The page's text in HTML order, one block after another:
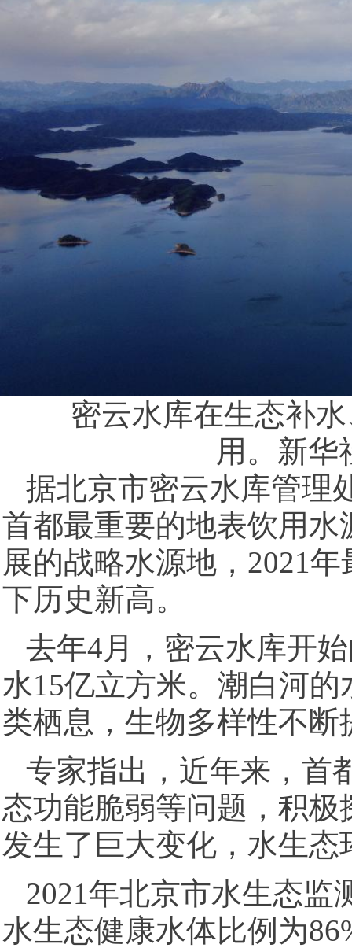
密云水库在生态补水
用。新华
据北京市密云水库管理
首都最重要的地表饮用
展的战略水源地，2021
下历史新高。
去年4月，密云水库开
水15亿立方米。潮白河
类栖息，生物多样性不断
专家指出，近年来，首
态功能脆弱等问题，积
发生了巨大变化，水生态
2021年北京市水生态监
水生态健康水体比例为